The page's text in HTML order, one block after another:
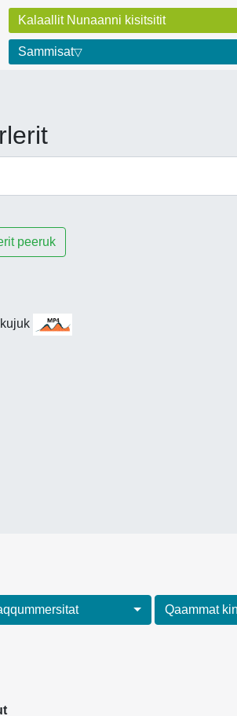
Kalaallit Nunaanni kisitsitit
Sammisat
peeruk
Qaammat